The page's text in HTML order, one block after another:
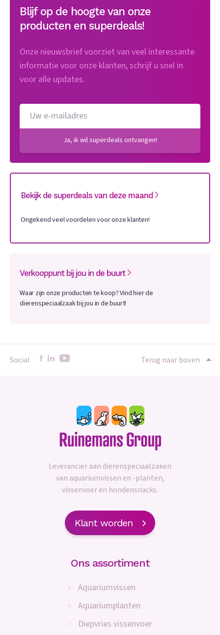
Blijf op de hoogte van onze
producten en superdeals!
Onze nieuwsbrief voorziet van veel interessante
informatie voor onze klanten, schrijf u snel in
voor alle updates.
Ja, ik wil superdeals ontvangen!
Bekijk de superdeals van deze maand
Ongekend veel voordelen voor onze klanten!
Verkooppunt bij jou in de buurt
Waar zijn onze producten te koop? Vind hier de
dierenspeciaalzaak bij jou in de buurt!
Social Terug naar boven
Leverancier aan dierenspeciaalzaken
van aquariumvissen en -planten,
vissenvoer en hondensnacks.
Klant worden
Ons assortiment
Aquariumvissen
Aquariumplanten
Diepvries vissenvoer